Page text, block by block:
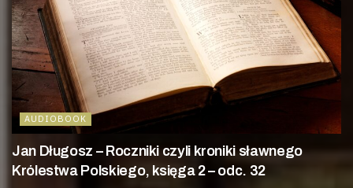
AUDIOBOOK
Jan Długosz – Roczniki czyli kroniki sławnego
Królestwa Polskiego, księga 2 – odc. 32